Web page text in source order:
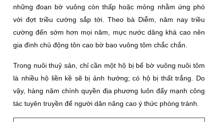
những đoạn bờ vuông còn thấp hoặc mỏng nhằm ứng phó
với đợt triều cường sắp tới. Theo bà Diễm, năm nay triều
cường đến sớm hơn mọi năm, mực nước dâng khá cao nên
gia đình chủ động tôn cao bờ bao vuông tôm chắc chắn.
Trong nuôi thuỷ sản, chỉ cần một hộ bị bể bờ vuông nuôi tôm
là nhiều hộ liền kề sẽ bị ảnh hưởng; có hộ bị thất trắng. Do
vậy, hàng năm chính quyền địa phương luôn đẩy mạnh công
tác tuyên truyền để người dân nâng cao ý thức phòng tránh.